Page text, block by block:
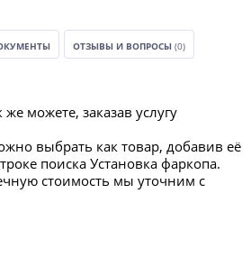
ОТЗЫВЫ И ВОПРОСЫ (0)
можете, заказав услугу
выбрать как товар, добавив её
поиска Установка фаркопа.
стоимость мы уточним с